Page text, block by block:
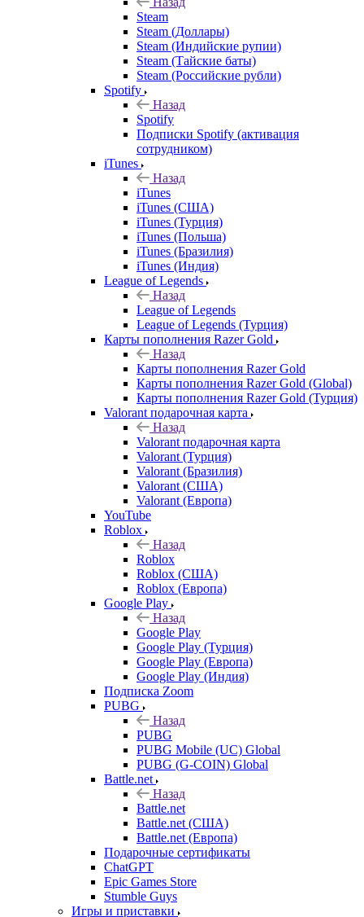
Steam
Steam (Доллары)
Steam (Индийские рупии)
Steam (Тайские баты)
Steam (Российские рубли)
Spotify
Назад
Spotify
Подписки Spotify (активация
сотрудником)
iTunes
Назад
iTunes
iTunes (США)
iTunes (Турция)
iTunes (Польша)
iTunes (Бразилия)
iTunes (Индия)
League of Legends
Назад
League of Legends
League of Legends (Турция)
Карты пополнения Razer Gold
Назад
Карты пополнения Razer Gold
Карты пополнения Razer Gold (Global)
Карты пополнения Razer Gold (Турция)
Valorant подарочная карта
Назад
Valorant подарочная карта
Valorant (Турция)
Valorant (Бразилия)
Valorant (США)
Valorant (Европа)
YouTube
Roblox
Назад
Roblox
Roblox (США)
Roblox (Европа)
Google Play
Назад
Google Play
Google Play (Турция)
Google Play (Европа)
Google Play (Индия)
Подписка Zoom
PUBG
Назад
PUBG
PUBG Mobile (UC) Global
PUBG (G-COIN) Global
Battle.net
Назад
Battle.net
Battle.net (США)
Battle.net (Европа)
Подарочные сертификаты
ChatGPT
Epic Games Store
Stumble Guys
Игры и приставки